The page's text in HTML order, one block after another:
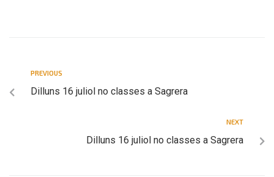
PREVIOUS
Dilluns 16 juliol no classes a Sagrera
NEXT
Dilluns 16 juliol no classes a Sagrera